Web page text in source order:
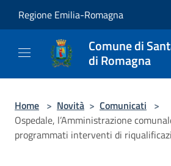
Regione Emilia-Romagna
Comune di
di Romagna
Home > Novità > Comunicati >
Ospedale, l’Amministrazione
programmati interventi di